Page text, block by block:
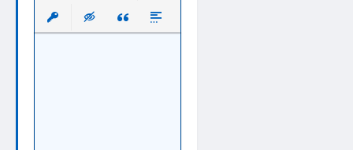
Выравнивание
Нумерованный список
Вставить защищенную ссылку
Вставка скрытого текста
Вставка цитаты
Вставка спойлера